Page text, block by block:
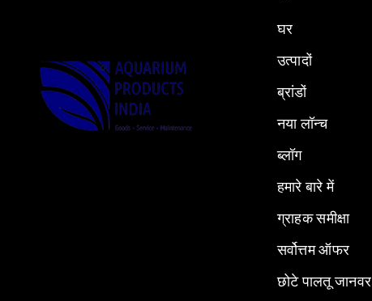
घर
उत्पादों
ब्रांडों
नया लॉन्च
ब्लॉग
हमारे बारे में
ग्राहक समीक्षा
सर्वोत्तम ऑफर
छोटे पालतू जानवर